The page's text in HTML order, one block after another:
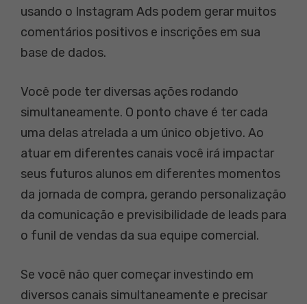
usando o Instagram Ads podem gerar muitos
comentários positivos e inscrições em sua
base de dados.
Você pode ter diversas ações rodando
simultaneamente. O ponto chave é ter cada
uma delas atrelada a um único objetivo. Ao
atuar em diferentes canais você irá impactar
seus futuros alunos em diferentes momentos
da jornada de compra, gerando personalização
da comunicação e previsibilidade de leads para
o funil de vendas da sua equipe comercial.
Se você não quer começar investindo em
diversos canais simultaneamente e precisar